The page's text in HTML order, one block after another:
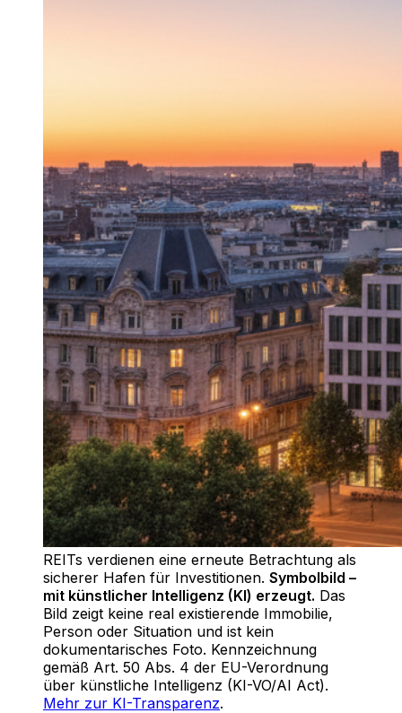
REITs verdienen eine erneute Betrachtung als
sicherer Hafen für Investitionen. Symbolbild –
mit künstlicher Intelligenz (KI) erzeugt. Das
Bild zeigt keine real existierende Immobilie,
Person oder Situation und ist kein
dokumentarisches Foto. Kennzeichnung
gemäß Art. 50 Abs. 4 der EU-Verordnung
über künstliche Intelligenz (KI-VO/AI Act).
Mehr zur KI-Transparenz.